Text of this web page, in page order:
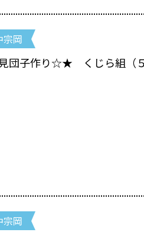
宗岡
団子作り☆★ くじら組（
宗岡